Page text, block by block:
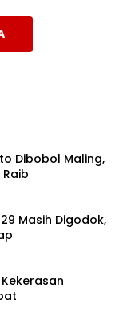
Dibobol Maling,
Masih Digodok,